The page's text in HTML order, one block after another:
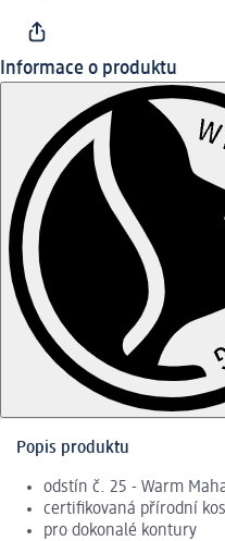
Informace o produktu
Popis produktu
odstín č. 25 - Warm
certifikovaná přírodní
pro dokonalé kontury